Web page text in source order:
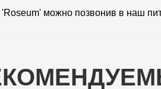
'Roseum' можно позвонив в наш